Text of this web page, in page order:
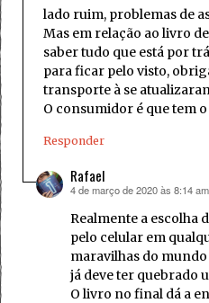
lado ruim, problemas de
Mas em relação ao livro
saber tudo que está por
para ficar pelo visto,
transporte à se
O consumidor é que tem
Responder
Rafael
disse:
4 de março de 2020 às 8:14 am
Realmente a escolha
pelo celular em
maravilhas do mundo
já deve ter quebrado
O livro no final dá a